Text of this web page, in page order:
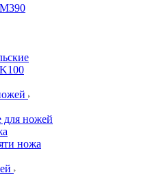
ножей
ножа